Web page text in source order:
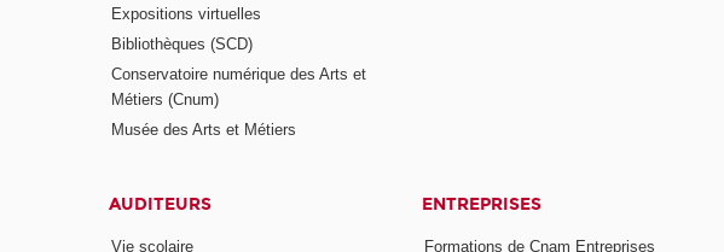
Expositions virtuelles
Bibliothèques (SCD)
Conservatoire numérique des Arts et
Métiers (Cnum)
Musée des Arts et Métiers
AUDITEURS
Vie scolaire
ENTREPRISES
Formations de Cnam Entreprises